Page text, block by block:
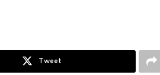
Tweet